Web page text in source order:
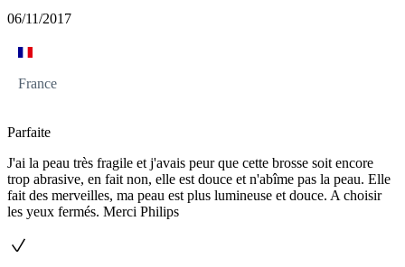
06/11/2017
France
Parfaite
J'ai la peau très fragile et j'avais peur que cette brosse soit encore
trop abrasive, en fait non, elle est douce et n'abîme pas la peau. Elle
fait des merveilles, ma peau est plus lumineuse et douce. A choisir
les yeux fermés. Merci Philips